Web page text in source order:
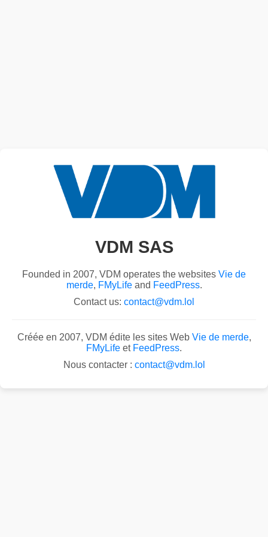
VDM SAS
Founded in 2007, VDM operates the websites Vie de
merde, FMyLifeand FeedPress.
Contact us: contact@vdm.lol
Créée en 2007, VDM édite les sites Web Vie de merde,
FMyLife et FeedPress.
Nous contacter : contact@vdm.lol